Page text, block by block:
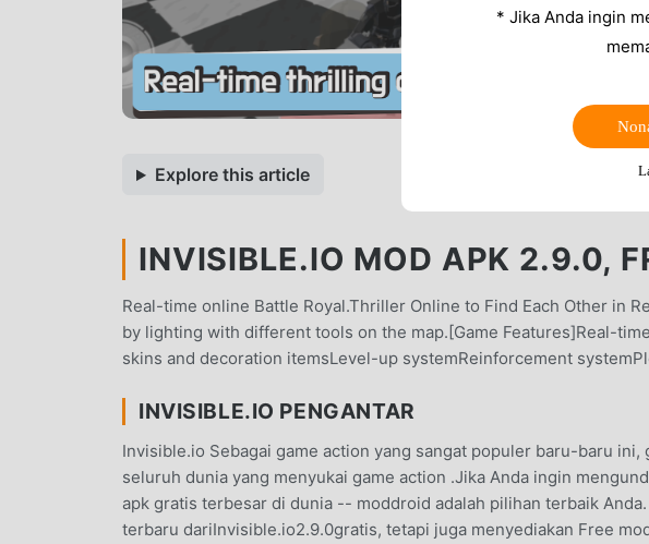
Explore this article
INVISIBLE.IO MOD APK 2.9.0,
Real-time online Battle Royal.Thriller Online to Find Each Other in
by lighting with different tools on the map.[Game Features]Real-
skins and decoration itemsLevel-up systemReinforcement
INVISIBLE.IO PENGANTAR
Invisible.io Sebagai game action yang sangat populer baru-baru
seluruh dunia yang menyukai game action .Jika Anda ingin
apk gratis terbesar di dunia -- moddroid adalah pilihan terbaik
terbaru dariInvisible.io2.9.0gratis, tetapi juga menyediakan Free
* Jika Anda ingin